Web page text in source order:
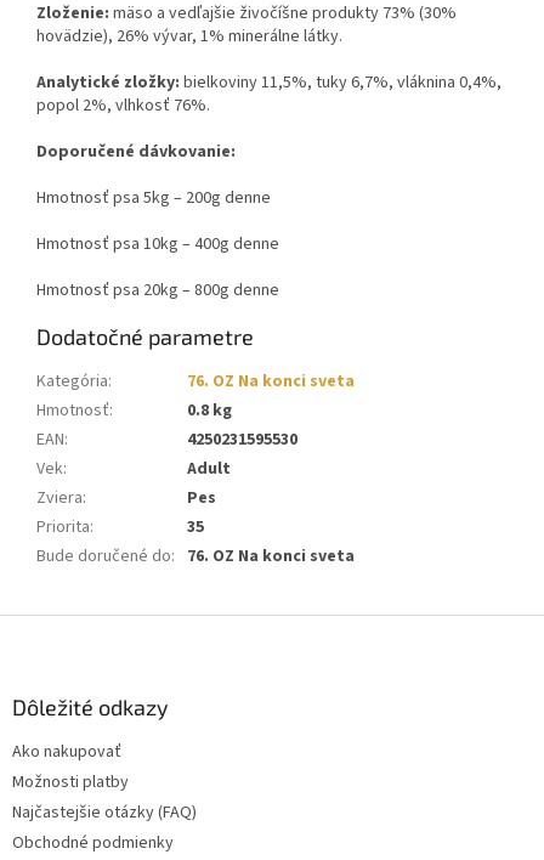
Zloženie: mäso a vedľajšie živočíšne produkty 73% (30%
hovädzie), 26% vývar, 1% minerálne látky.
Analytické zložky: bielkoviny 11,5%, tuky 6,7%, vláknina 0,4%,
popol 2%, vlhkosť 76%.
Doporučené dávkovanie:
Hmotnosť psa 5kg – 200g denne
Hmotnosť psa 10kg – 400g denne
Hmotnosť psa 20kg – 800g denne
Dodatočné parametre
Kategória:
76. OZ Na konci sveta
Hmotnosť:
0.8 kg
EAN:
4250231595530
Vek:
Adult
Zviera:
Pes
Priorita:
35
Bude doručené do: 76. OZ Na konci sveta
Dôležité odkazy
Ako nakupovať
Možnosti platby
Najčastejšie otázky (FAQ)
Obchodné podmienky